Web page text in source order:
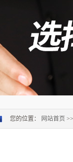
您的位置： 网站首页